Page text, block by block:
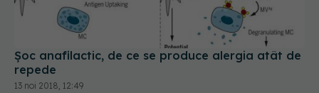
Șoc anafilactic, de ce se produce alergia atât de
repede
13 noi 2018, 12:49